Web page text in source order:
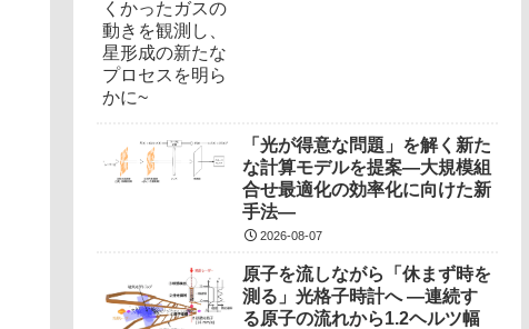
「光が得意な問題」を解く新た
な計算モデルを提案―大規模組
合せ最適化の効率化に向けた新
手法―
2026-08-07
原子を流しながら「休まず時を
測る」光格子時計へ ―連続す
る原子の流れから1.2ヘルツ幅